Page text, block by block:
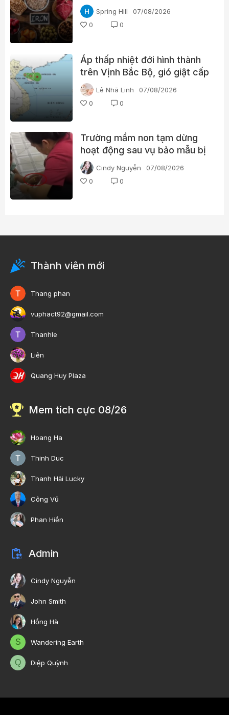
người nghĩ
Spring Hill
07/08/2026
0
0
Áp thấp nhiệt đới hình thành
trên Vịnh Bắc Bộ, gió giật cấp
8
Lê Nhã Linh
07/08/2026
0
0
Trường mầm non tạm dừng
hoạt động sau vụ bảo mẫu bị
tố bạo hành trẻ
Cindy Nguyễn
07/08/2026
0
0
Thành viên mới
Thang phan
vuphact92@gmail.com
Thanhle
Liên
Quang Huy Plaza
Mem tích cực 08/26
Hoang Ha
Thinh Duc
Thanh Hải Lucky
Công Vũ
Phan Hiền
Admin
Cindy Nguyễn
John Smith
Hồng Hà
S Wandering Earth
Q Diệp Quỳnh